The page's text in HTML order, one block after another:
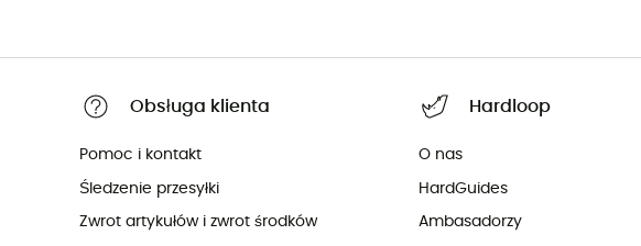
Obsługa klienta
Pomoc i kontakt
Śledzenie przesyłki
Zwrot artykułów i zwrot środków
Hardloop
O nas
HardGuides
Ambasadorzy